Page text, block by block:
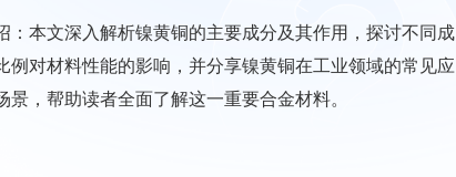
： 本文深入解析镍黄铜的主要成分及其作用，探讨不同成
例对材料性能的影响，并分享镍黄铜在工业领域的常见应
景，帮助读者全面了解这一重要合金材料。